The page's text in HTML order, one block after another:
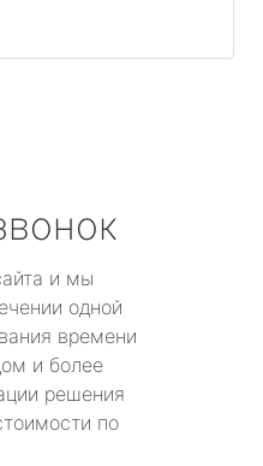
и мы
одной
времени
и более
решения
по